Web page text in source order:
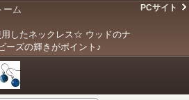
ーム
したネックレス☆ ウッドのナ
ーズの輝きがポイント♪
PCサイト